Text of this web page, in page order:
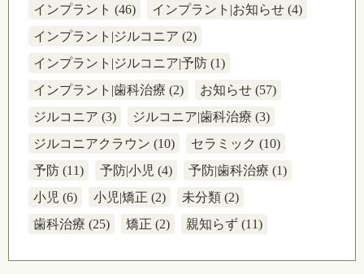
インプラント (46)
インプラント|お知らせ (4)
インプラント|ジルコニア (2)
インプラント|ジルコニア|予防 (1)
インプラント|歯科治療 (2)
お知らせ (57)
ジルコニア (3)
ジルコニア|歯科治療 (3)
ジルコニアクラウン (10)
セラミック (10)
予防 (11)
予防|小児 (4)
予防|歯科治療 (1)
小児 (6)
小児|矯正 (2)
未分類 (2)
歯科治療 (25)
矯正 (2) 親知らず (11)